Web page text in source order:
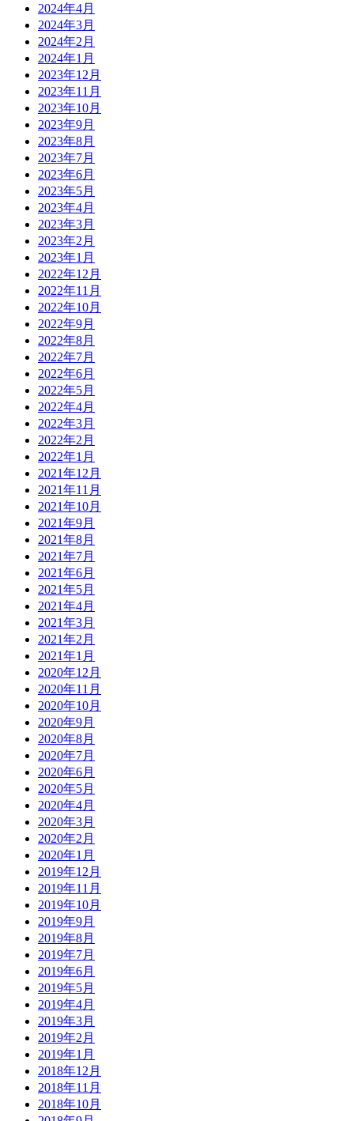
2024年4月
2024年3月
2024年2月
2024年1月
2023年12月
2023年11月
2023年10月
2023年9月
2023年8月
2023年7月
2023年6月
2023年5月
2023年4月
2023年3月
2023年2月
2023年1月
2022年12月
2022年11月
2022年10月
2022年9月
2022年8月
2022年7月
2022年6月
2022年5月
2022年4月
2022年3月
2022年2月
2022年1月
2021年12月
2021年11月
2021年10月
2021年9月
2021年8月
2021年7月
2021年6月
2021年5月
2021年4月
2021年3月
2021年2月
2021年1月
2020年12月
2020年11月
2020年10月
2020年9月
2020年8月
2020年7月
2020年6月
2020年5月
2020年4月
2020年3月
2020年2月
2020年1月
2019年12月
2019年11月
2019年10月
2019年9月
2019年8月
2019年7月
2019年6月
2019年5月
2019年4月
2019年3月
2019年2月
2019年1月
2018年12月
2018年11月
2018年10月